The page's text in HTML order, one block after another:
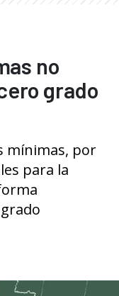
no
grado
mínimas, por
para la